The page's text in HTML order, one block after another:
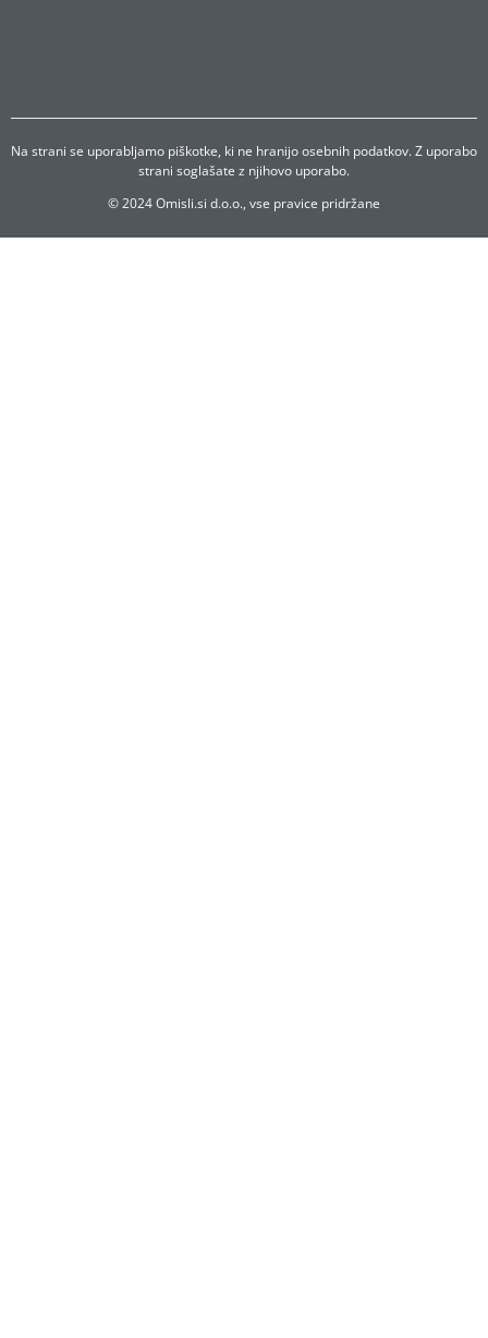
Na strani se uporabljamo piškotke, ki ne hranijo osebnih podatkov. Z uporabo
strani soglašate z njihovo uporabo.
© 2024 Omisli.si d.o.o., vse pravice pridržane